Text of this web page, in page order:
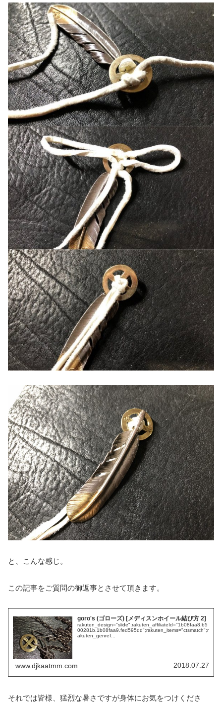
と、こんな感じ。
この記事をご質問の御返事とさせて頂きます。
goro's (ゴローズ) [メディスンホイール結び方 2]
rakuten_design="slide";rakuten_affiliateId="1b08faa8.b5
00281b.1b08faa9.fed595dd";rakuten_items="ctsmatch";r
akuten_genreI...
www.djkaatmm.com 2018.07.27
それでは皆様、猛烈な暑さですが身体にお気をつけくださ